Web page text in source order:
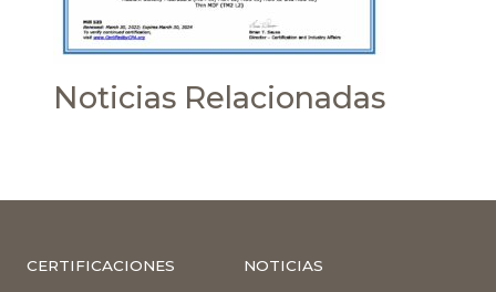
Noticias Relacionadas
CERTIFICACIONES NOTICIAS